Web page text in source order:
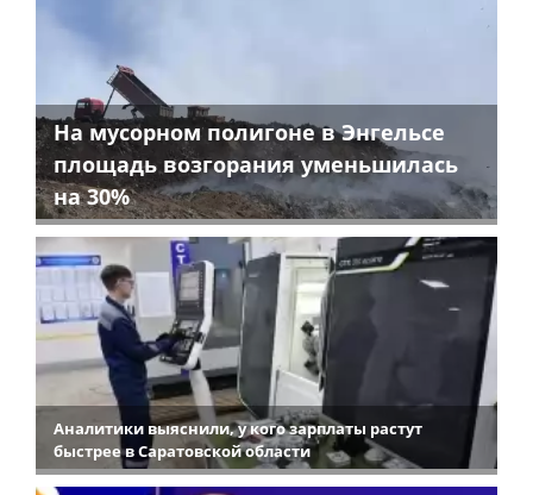
На мусорном полигоне в Энгельсе
площадь возгорания уменьшилась
на 30%
Аналитики выяснили, у кого зарплаты растут
быстрее в Саратовской области